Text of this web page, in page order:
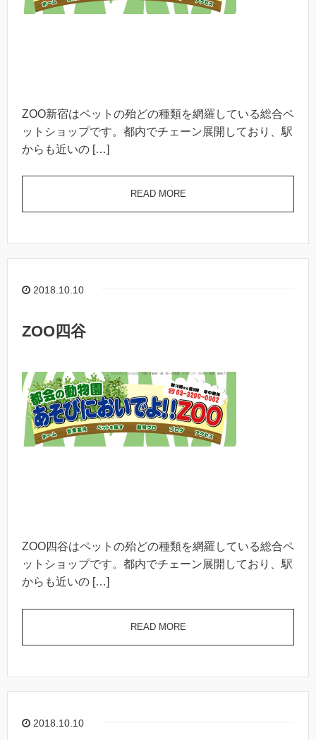
ZOO新宿はペットの殆どの種類を網羅している総合ペ
ットショップです。都内でチェーン展開しており、駅
からも近いの […]
READ MORE
2018.10.10
ZOO四谷
ZOO四谷はペットの殆どの種類を網羅している総合ペ
ットショップです。都内でチェーン展開しており、駅
からも近いの […]
READ MORE
2018.10.10